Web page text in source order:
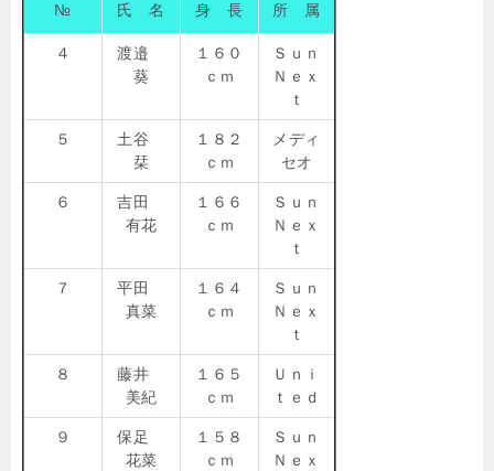
№ 氏 名 身 長 所 属
４
渡邉
葵
１６０
ｃｍ
Ｓｕｎ
Ｎｅｘ
ｔ
５
土谷
栞
１８２
ｃｍ
メディ
セオ
６
吉田
有花
１６６
ｃｍ
Ｓｕｎ
Ｎｅｘ
ｔ
７
平田
真菜
１６４
ｃｍ
Ｓｕｎ
Ｎｅｘ
ｔ
８
藤井
美紀
１６５
ｃｍ
Ｕｎｉ
ｔｅｄ
９
保足
花菜
１５８
ｃｍ
Ｓｕｎ
Ｎｅｘ